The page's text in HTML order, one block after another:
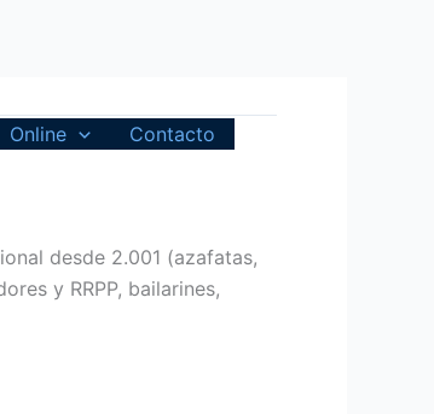
Online Contacto
desde 2.001 (azafatas,
y RRPP, bailarines,